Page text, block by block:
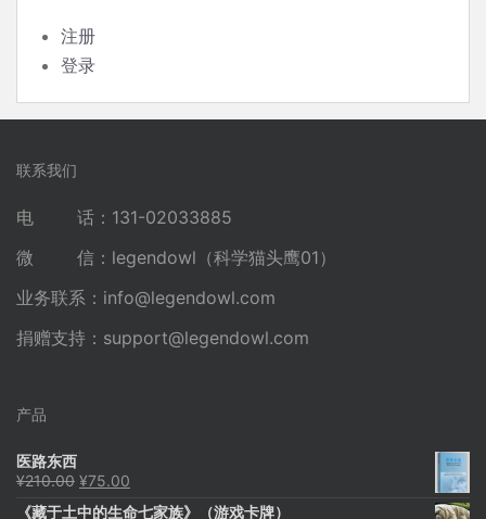
注册
登录
联系我们
电 话：131-02033885
微 信：legendowl（科学猫头鹰01）
业务联系： info@legendowl.com
捐赠支持： support@legendowl.com
产品
医路东西
¥210.00 原
¥75.00
《藏于土中的生命七家族》（游戏卡牌）